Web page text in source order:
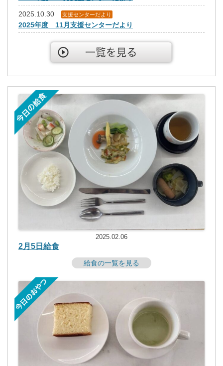
2025.10.30 支援センターだより
2025年度 11月支援センターだより
2025.02.06
2月5日給食
給食の一覧を見る